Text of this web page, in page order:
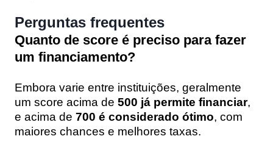
Perguntas frequentes
Quanto de score é preciso para fazer
um financiamento?
Embora varie entre instituições, geralmente
um score acima de 500 já permite financiar,
e acima de 700 é considerado ótimo, com
maiores chances e melhores taxas.